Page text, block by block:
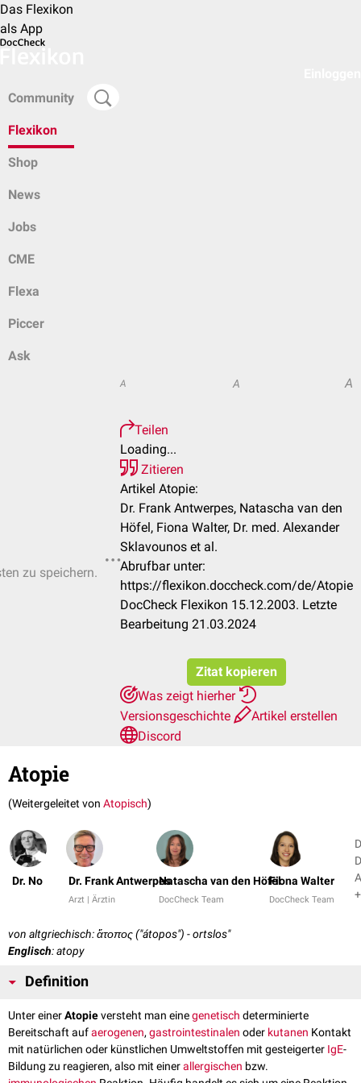
Das Flexikon
als App
Community
Flexikon
Shop
News
Jobs
CME
Flexa
Piccer
Ask
zu speichern.
A A A
Teilen
Loading...
Zitieren
Artikel Atopie:
Dr. Frank Antwerpes, Natascha van den
Höfel, Fiona Walter, Dr. med. Alexander
Sklavounos et al.
Abrufbar unter:
https://flexikon.doccheck.com/de/Atopie
DocCheck Flexikon 15.12.2003. Letzte
Bearbeitung 21.03.2024
Zitat kopieren
Was zeigt hierher
Versionsgeschichte
Artikel erstellen
Discord
Atopie
(Weitergeleitet von Atopisch)
Dr. No Dr. Frank Antwerpes
Arzt | Ärztin
Natascha van den Höfel
DocCheck Team
Fiona Walter
DocCheck Team
von altgriechisch: ἄτοπος ("átopos") - ortslos"
Englisch: atopy
Definition
Unter einerAtopieversteht man einegenetisch determinierte
Bereitschaft aufaerogenen, gastrointestinalen oder kutanen Kontakt
mit natürlichen oder künstlichen Umweltstoffen mit gesteigerter IgE-
Bildung zu reagieren, also mit einerallergischen bzw.